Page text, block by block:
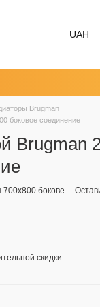
UAH
Brugman
боковое соединение
Brugman
700х800 бокове
скидки